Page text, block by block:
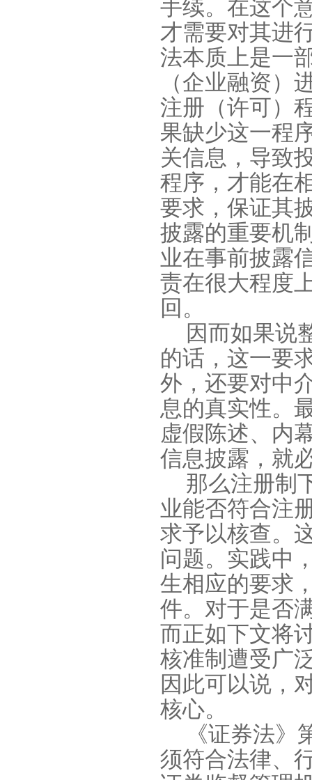
手续。在这个
才需要对其进
法本质上是一
（企业融资）
注册（许可）
果缺少这一程
关信息，导致
程序，才能在
要求，保证其
披露的重要机
业在事前披露
责在很大程度
回。
因而如果说
的话，这一要
外，还要对中
息的真实性。
虚假陈述、内
信息披露，就
那么注册制
业能否符合注
求予以核查。
问题。实践中
生相应的要求
件。对于是否
而正如下文将
核准制遭受广
因此可以说，
核心。
《证券法
须符合法律、